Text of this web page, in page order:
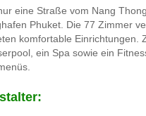
eine Straße vom Nang
Phuket. Die 77 Zimmer
komfortable Einrichtungen.
ein Spa sowie ein